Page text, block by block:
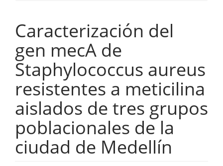
Caracterización del
gen mecA de
Staphylococcus aureus
resistentes a meticilina
aislados de tres grupos
poblacionales de la
ciudad de Medellín